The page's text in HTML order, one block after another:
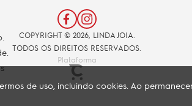
COPYRIGHT © 2026, LINDA JOIA.
TODOS OS DIREITOS RESERVADOS.
Plataforma
de uso, incluindo cookies. Ao